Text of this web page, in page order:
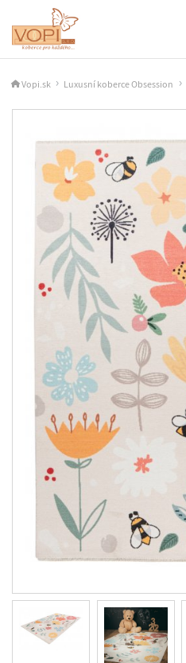
Vopi.sk Luxusní koberce Obsession